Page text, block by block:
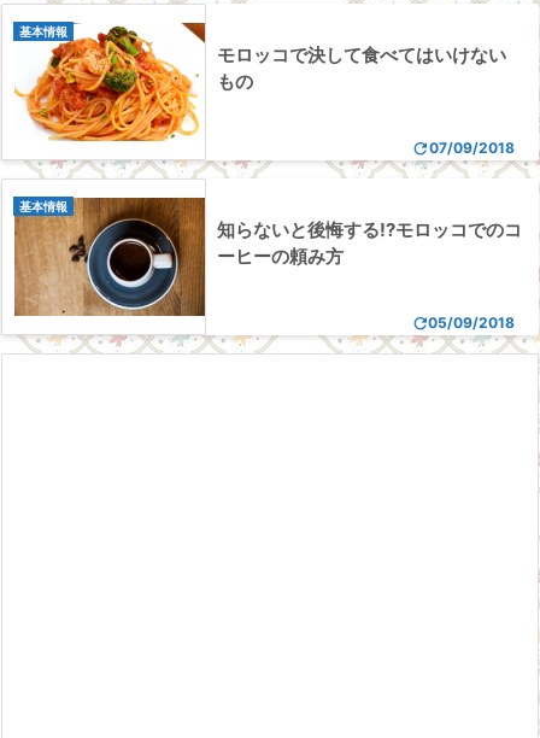
07/09/2018
基本情報
モロッコで決して食べてはいけない
もの
05/09/2018
基本情報
知らないと後悔する!?モロッコでのコ
ーヒーの頼み方